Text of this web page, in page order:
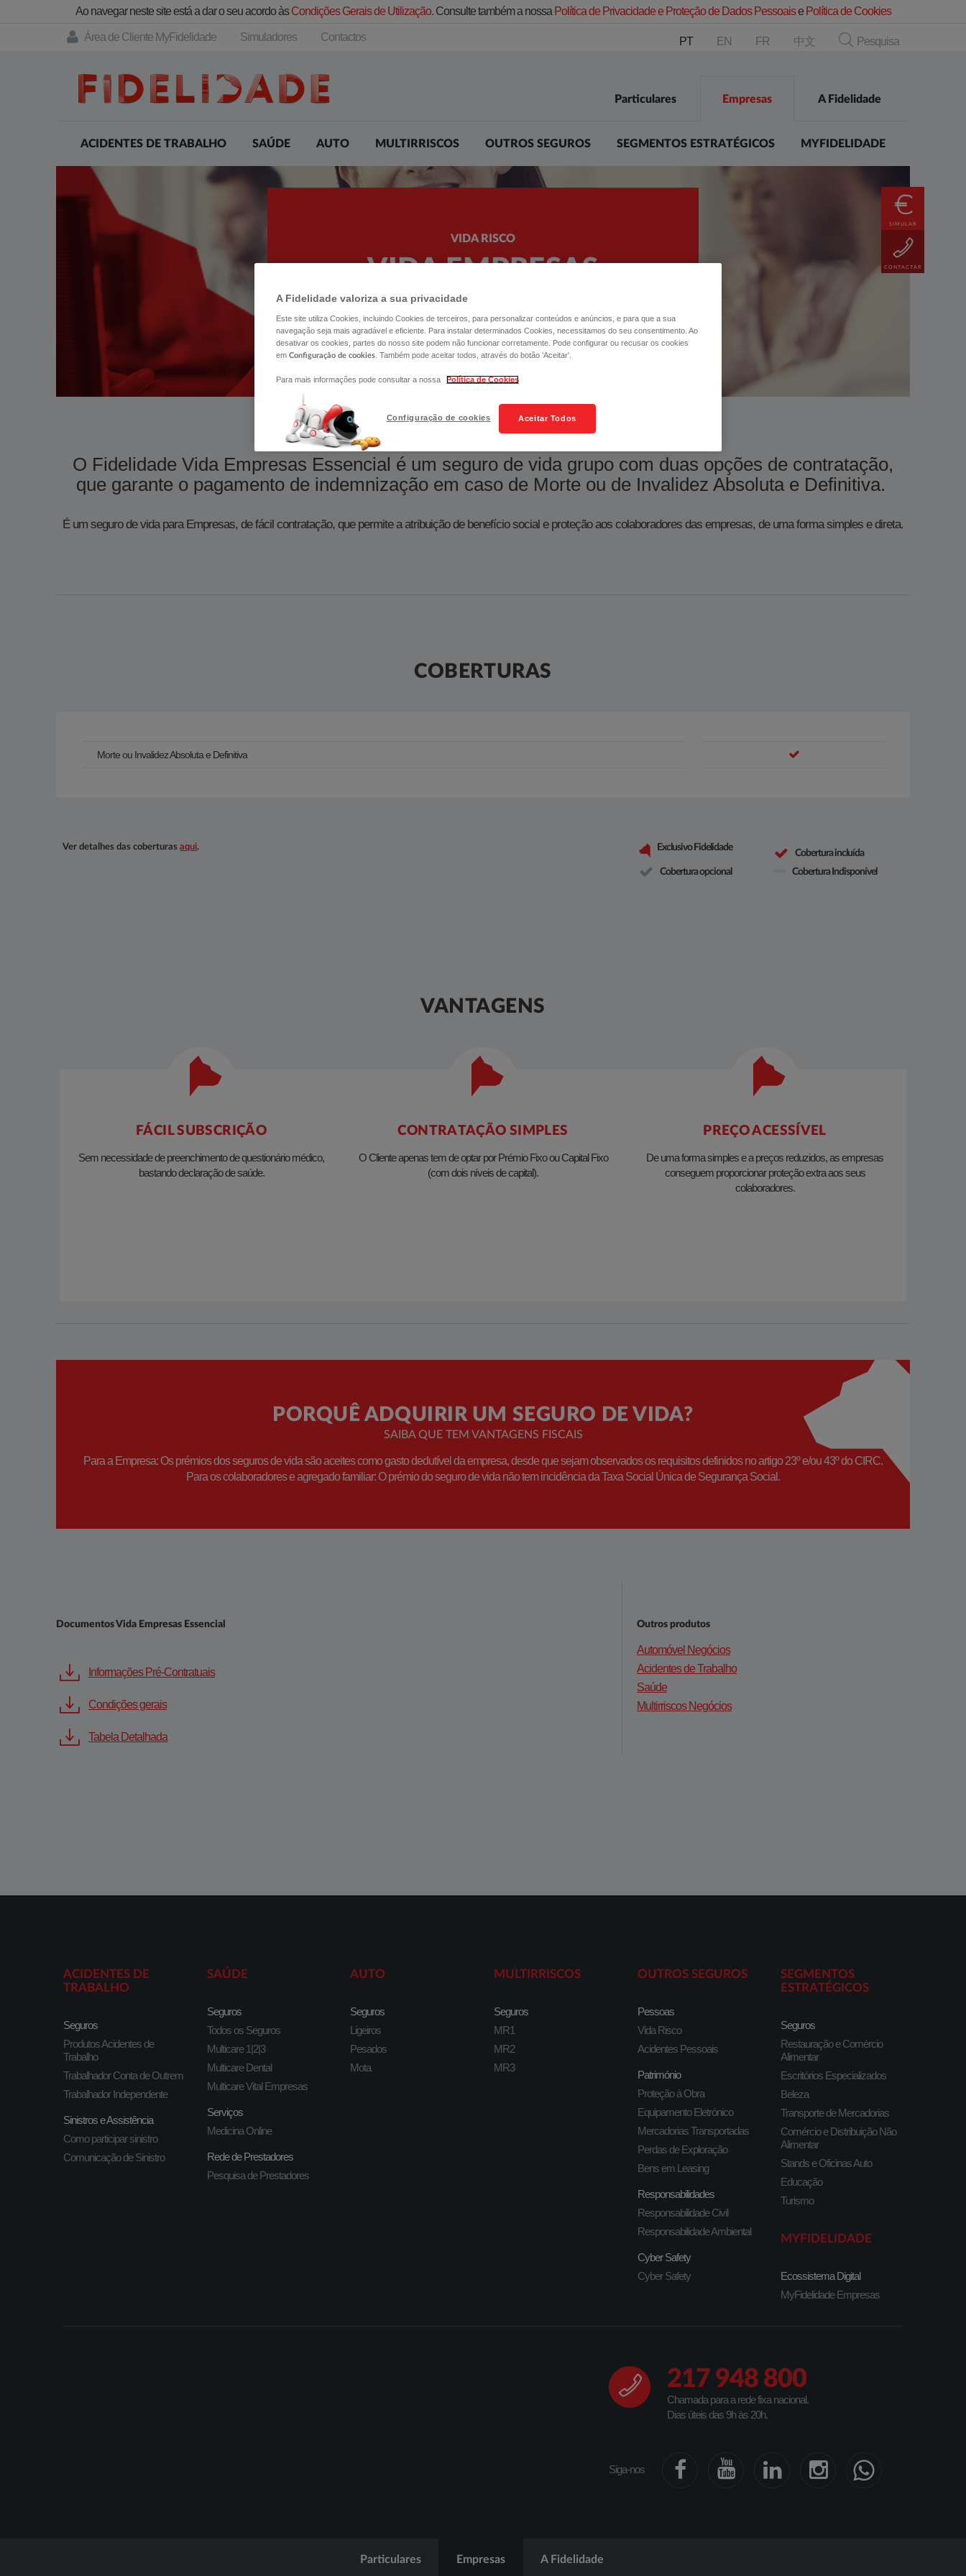
Ao navegar neste site está a dar o seu acordo àsCondições Gerais de Utilização.Consulte também a nossa Política de Privacidade e Proteção de Dados Pessoaise Política de Cookies
Área de Cliente MyFidelidade Simuladores Contactos PT EN FR 中文 Pesquisa
Particulares Empresas A Fidelidade
ACIDENTES DE TRABALHO SAÚDE AUTO MULTIRRISCOS OUTROS SEGUROS SEGMENTOS ESTRATÉGICOS MYFIDELIDADE
SIMULAR
CONTACTAR
VIDA RISCO
VIDA EMPRESAS
ESSENCIAL
MOTIVE O PRINCIPAL ATIVO DO SEU NEGÓCIO
O Fidelidade Vida Empresas Essencial é um seguro de vida grupo com duas opções de contratação,
que garante o pagamento de indemnização em caso de Morte ou de Invalidez Absoluta e Definitiva. ​​​​​​​​​​​​​​​​​​​​​​​​​​​​​​​
É um seguro de vida para Empresas, de fácil contratação, que permite a atribuição de benefício social e proteção aos colaboradores das empresas, de uma forma simples e direta.
COBERTURAS
Morte ou Invalidez Absoluta e Definitiva
​​Ver detalhes das coberturasaqui​. Exclusivo Fidelidade
Cobertura incluída
Cobertura opcional
Cobertura Indisponível
VANTAGENS
FÁCIL SUBSCRIÇÃO
Sem necessidade de preenchimento de questionário médico,
bastando declaração de saúde.​
CONTRATAÇÃO SIMPLES
O Cliente apenas tem de optar por Prémio Fixo ou Capital Fixo
(com dois níveis de capital).​
PREÇO ACESSÍVEL
De uma forma simples e a preços reduzidos, as empresas
conseguem proporcionar proteção extra aos seus
colaboradores.​
PORQUÊ ADQUIRIR UM SEGURO DE VIDA?
SAIBA QUE TEM VANTAGENS FISCAIS
Para a Empresa: Os prémios dos seguros de vida são aceites como gasto dedutível da empresa, desde que sejam observados os requisitos definidos no artigo 23º e/ou 43º do CIRC.
Para os colaboradores e agregado familiar: O prémio do seguro de vida não tem incidência da Taxa Social Única de Segurança Social.
Documentos Vida Empresas Essencial
Informações Pré-Contratuais
Condições gerais
Tabela Detalhada
Outros produtos
Automóvel Negócios
Acidentes de Trabalho
Saúde
Multirriscos Negócios
ACIDENTES DE
TRABALHO
Seguros
Produtos Acidentes de
Trabalho
Trabalhador Conta de Outrem
Trabalhador Independente
Sinistros e Assistência
Como participar sinistro
Comunicação de Sinistro
SAÚDE
Seguros
Todos os Seguros
Multicare 1|2|3
Multicare Dental
Multicare Vital Empresas
Serviços
Medicina Online
Rede de Prestadores
Pesquisa de Prestadores
AUTO
Seguros
Ligeiros
Pesados
Mota
MULTIRRISCOS
Seguros
MR1
MR2
MR3
OUTROS SEGUROS
Pessoas
Vida Risco
Acidentes Pessoais
Património
Proteção à Obra
Equipamento Eletrónico
Mercadorias Transportadas
Perdas de Exploração
Bens em Leasing
Responsabilidades
Responsabilidade Civil
Responsabilidade Ambiental
Cyber Safety
Cyber Safety
SEGMENTOS
ESTRATÉGICOS
Seguros
Restauração e Comércio
Alimentar
Escritórios Especializados
Beleza
Transporte de Mercadorias
Comércio e Distribuição Não
Alimentar
Stands e Oficinas Auto
Educação
Turismo
MYFIDELIDADE
Ecossistema Digital
MyFidelidade Empresas
217 948 800
Chamada para a rede fixa nacional.
Dias úteis das 9h às 20h.
Siga-nos
Particulares Empresas A Fidelidade
A Fidelidade valoriza a sua privacidade
Este site utiliza Cookies, incluindo Cookies de terceiros, para personalizar conteúdos e anúncios, e para que a sua
navegação seja mais agradável e eficiente. Para instalar determinados Cookies, necessitamos do seu consentimento. Ao
desativar os cookies, partes do nosso site podem não funcionar corretamente. Pode configurar ou recusar os cookies
em Configuração de cookies . Também pode aceitar todos, através do botão 'Aceitar'.
Para mais informações pode consultar a nossa Política de Cookies
Aceitar Todos
Configuração de cookies